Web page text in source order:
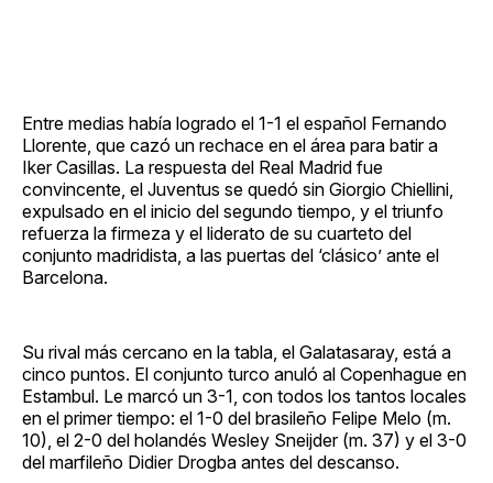
Entre medias había logrado el 1-1 el español Fernando
Llorente, que cazó un rechace en el área para batir a
Iker Casillas. La respuesta del Real Madrid fue
convincente, el Juventus se quedó sin Giorgio Chiellini,
expulsado en el inicio del segundo tiempo, y el triunfo
refuerza la firmeza y el liderato de su cuarteto del
conjunto madridista, a las puertas del ‘clásico’ ante el
Barcelona.
Su rival más cercano en la tabla, el Galatasaray, está a
cinco puntos. El conjunto turco anuló al Copenhague en
Estambul. Le marcó un 3-1, con todos los tantos locales
en el primer tiempo: el 1-0 del brasileño Felipe Melo (m.
10), el 2-0 del holandés Wesley Sneijder (m. 37) y el 3-0
del marfileño Didier Drogba antes del descanso.